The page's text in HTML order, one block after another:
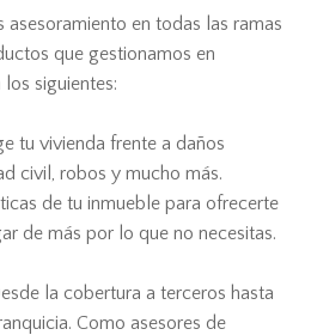
asesoramiento en todas las ramas
que gestionamos en
siguientes:
tu vivienda frente a daños
civil, robos y mucho más.
de tu inmueble para ofrecerte
de más por lo que no necesitas.
la cobertura a terceros hasta
Como asesores de